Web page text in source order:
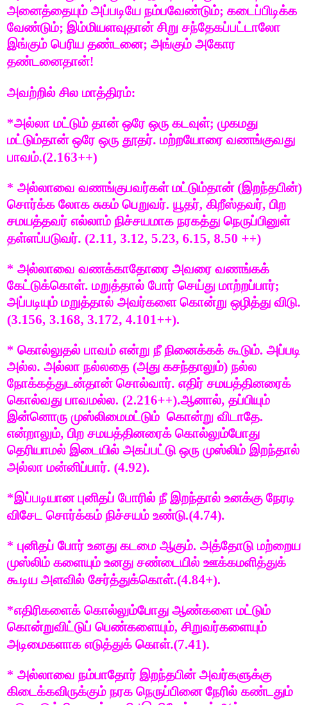
அனைத்தையும் அப்படியே நம்பவேண்டும்; கடைப்பிடிக்க
வேண்டும்; இம்மியளவுதான் சிறு சந்தேகப்பட்டாலோ
இங்கும் பெரிய தண்டனை; அங்கும் அகோர
தண்டனைதான்!
அவற்றில் சில மாத்திரம்:
*அல்லா மட்டும் தான் ஒரே ஒரு கடவுள்; முகமது
மட்டும்தான் ஒரே ஒரு தூதர். மற்றயோரை வணங்குவது
பாவம்.(2.163++)
* அல்லாவை வணங்குபவர்கள் மட்டும்தான் (இறந்தபின்)
சொர்க்க லோக சுகம் பெறுவர். யூதர், கிறீஸ்தவர், பிற
சமயத்தவர் எல்லாம் நிச்சயமாக நரகத்து நெருப்பினுள்
தள்ளப்படுவர். (2.11, 3.12, 5.23, 6.15, 8.50 ++)
* அல்லாவை வணக்காதோரை அவரை வணங்கக்
கேட்டுக்கொள். மறுத்தால் போர் செய்து மாற்றப்பார்;
அப்படியும் மறுத்தால் அவர்களை கொன்று ஒழித்து விடு.
(3.156, 3.168, 3.172, 4.101++).
* கொல்லுதல் பாவம் என்று நீ நினைக்கக் கூடும். அப்படி
அல்ல. அல்லா நல்லதை (அது கசந்தாலும்) நல்ல
நோக்கத்துடன்தான் சொல்வார். எதிர் சமயத்தினரைக்
கொல்வது பாவமல்ல. (2.216++).ஆனால், தப்பியும்
இன்னொரு முஸ்லிமைமட்டும் கொன்று விடாதே.
என்றாலும், பிற சமயத்தினரைக் கொல்லும்போது
தெரியாமல் இடையில் அகப்பட்டு ஒரு முஸ்லிம் இறந்தால்
அல்லா மன்னிப்பார். (4.92).
*இப்படியான புனிதப் போரில் நீ இறந்தால் உனக்கு நேரடி
விசேட சொர்க்கம் நிச்சயம் உண்டு.(4.74).
* புனிதப் போர் உனது கடமை ஆகும். அத்தோடு மற்றைய
முஸ்லிம் களையும் உனது சண்டையில் ஊக்கமளித்துக்
கூடிய அளவில் சேர்த்துக்கொள்.(4.84+).
*எதிரிகளைக் கொல்லும்போது ஆண்களை மட்டும்
கொன்றுவிட்டுப் பெண்களையும், சிறுவர்களையும்
அடிமைகளாக எடுத்துக் கொள்.(7.41).
* அல்லாவை நம்பாதோர் இறந்தபின் அவர்களுக்கு
கிடைக்கவிருக்கும் நரக நெருப்பினை நேரில் கண்டதும்